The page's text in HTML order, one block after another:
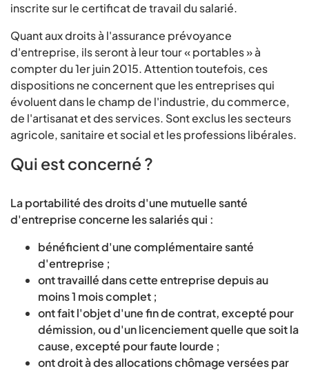
inscrite sur le certificat de travail du salarié.
Quant aux droits à l'assurance prévoyance
d'entreprise, ils seront à leur tour « portables » à
compter du 1er juin 2015. Attention toutefois, ces
dispositions ne concernent que les entreprises qui
évoluent dans le champ de l'industrie, du commerce,
de l'artisanat et des services. Sont exclus les secteurs
agricole, sanitaire et social et les professions libérales.
Qui est concerné ?
La portabilité des droits d'une mutuelle santé
d'entreprise concerne les salariés qui :
bénéficient d'une complémentaire santé
d'entreprise ;
ont travaillé dans cette entreprise depuis au
moins 1 mois complet ;
ont fait l'objet d'une fin de contrat, excepté pour
démission, ou d'un licenciement quelle que soit la
cause, excepté pour faute lourde ;
ont droit à des allocations chômage versées par